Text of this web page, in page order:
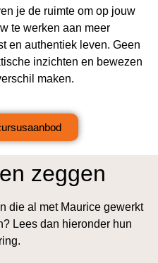
je de ruimte om op jouw
te werken aan meer
en authentiek leven. Geen
inzichten en bewezen
maken.
zeggen
die al met Maurice gewerkt
Lees dan hieronder hun